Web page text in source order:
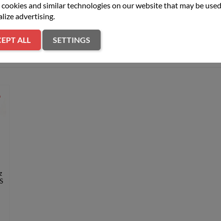
2,3
Walizka
cookies and similar technologies on our website that may be
advertising.
ALL SETTINGS